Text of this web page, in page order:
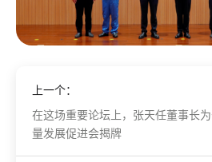
上一个：
在这场重要论坛上，张天任董事长
量发展促进会揭牌